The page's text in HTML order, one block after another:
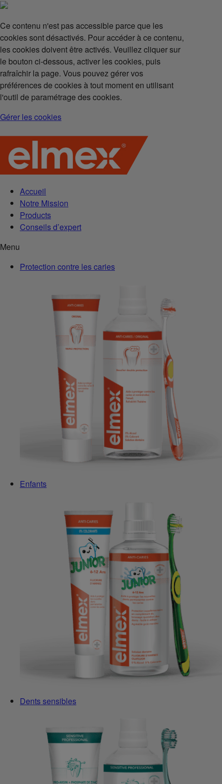
Ce contenu n'est pas accessible parce que les
cookies sont désactivés. Pour accéder à ce contenu,
les cookies doivent être activés. Veuillez cliquer sur
le bouton ci-dessous, activer les cookies, puis
rafraîchir la page. Vous pouvez gérer vos
préférences de cookies à tout moment en utilisant
l'outil de paramétrage des cookies.
Gérer les cookies
Accueil
Notre Mission
Products
Conseils d’expert
Menu
Protection contre les caries
Enfants
Dents sensibles